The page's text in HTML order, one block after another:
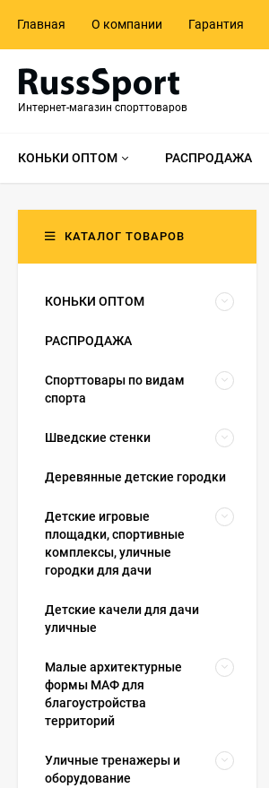
Главная О компании Гарантия
Интернет-магазин спорттоваров
КОНЬКИ ОПТОМ РАСПРОДАЖА
КАТАЛОГ ТОВАРОВ
КОНЬКИ ОПТОМ
РАСПРОДАЖА
Спорттовары по видам
спорта
Шведские стенки
Деревянные детские городки
Детские игровые
площадки, спортивные
комплексы, уличные
городки для дачи
Детские качели для дачи
уличные
Малые архитектурные
формы МАФ для
благоустройства
территорий
Уличные тренажеры и
оборудование